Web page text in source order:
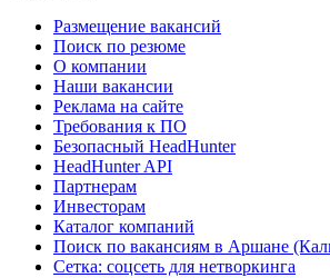
Размещение вакансий
Поиск по резюме
О компании
Наши вакансии
Реклама на сайте
Требования к ПО
Безопасный HeadHunter
HeadHunter API
Партнерам
Инвесторам
Каталог компаний
Поиск по вакансиям в Аршане
Сетка: соцсеть для нетворкинга